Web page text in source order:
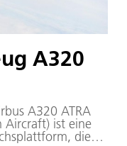
A320
A320 ATRA
Aircraft) ist eine
die